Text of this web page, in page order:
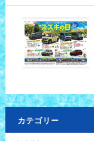
カテゴリー